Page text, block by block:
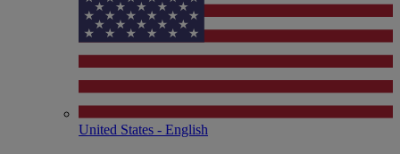
United States - English